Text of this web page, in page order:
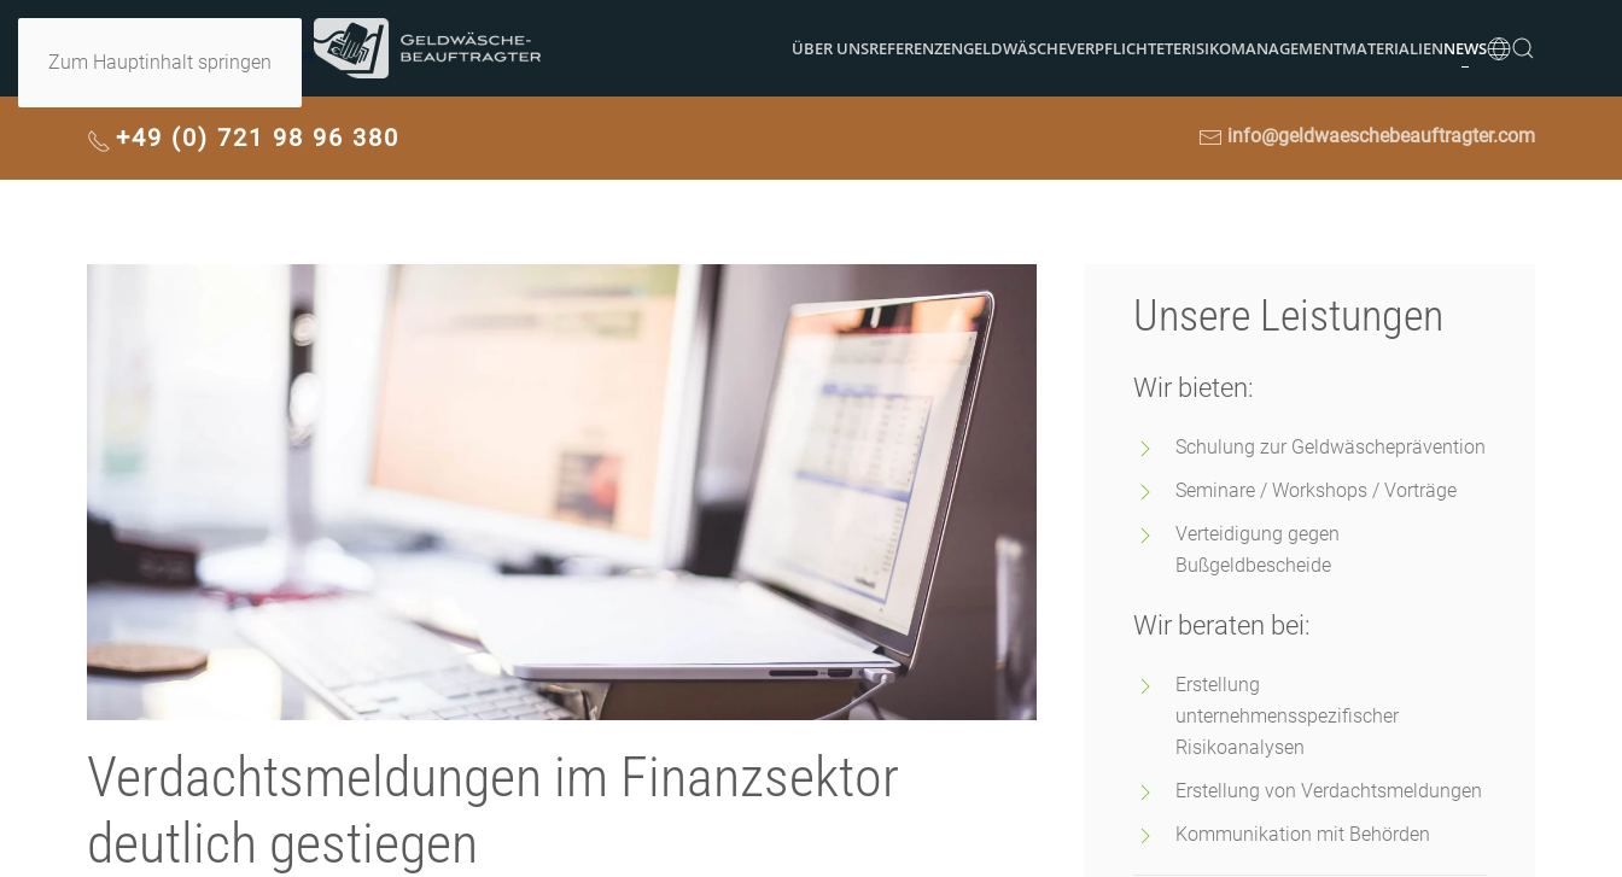
Zum Hauptinhalt springen
ÜBER UNSREFERENZENGELDWÄSCHEVERPFLICHTETERISIKOMANAGEMENTMATERIALIENNEWS
+49 (0) 721 98 96 380 info@geldwaeschebeauftragter.com
Verdachtsmeldungen im Finanzsektor
deutlich gestiegen
Unsere Leistungen
Wir bieten:
Schulung zur Geldwäscheprävention
Seminare / Workshops / Vorträge
Verteidigung gegen
Bußgeldbescheide
Wir beraten bei:
Erstellung
unternehmensspezifischer
Risikoanalysen
Erstellung von Verdachtsmeldungen
Kommunikation mit Behörden